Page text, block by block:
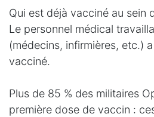
Qui est déjà vacciné au sein
Le personnel médical
(médecins, infirmières, etc.)
vacciné.
Plus de 85 % des militaires
première dose de vaccin :